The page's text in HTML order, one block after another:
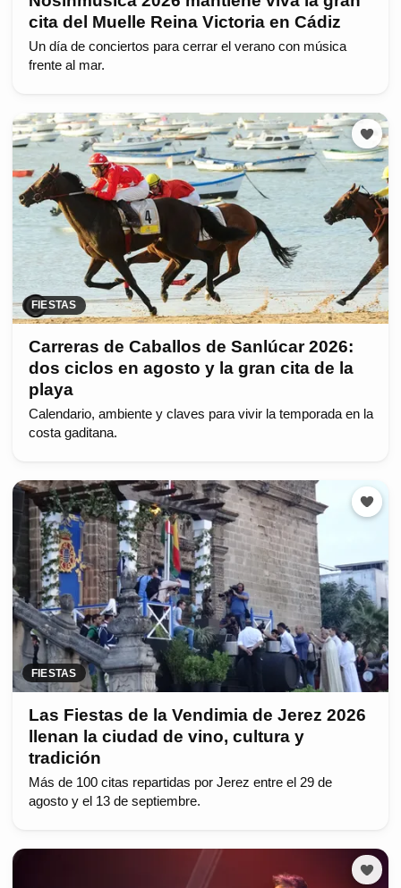
cita del Muelle Reina Victoria en Cádiz
Un día de conciertos para cerrar el verano con música
frente al mar.
FIESTAS
Carreras de Caballos de Sanlúcar 2026:
dos ciclos en agosto y la gran cita de la
playa
Calendario, ambiente y claves para vivir la temporada en la
costa gaditana.
FIESTAS
Las Fiestas de la Vendimia de Jerez 2026
llenan la ciudad de vino, cultura y
tradición
Más de 100 citas repartidas por Jerez entre el 29 de
agosto y el 13 de septiembre.